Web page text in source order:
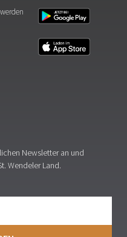
Newsletter an und
Wendeler Land.